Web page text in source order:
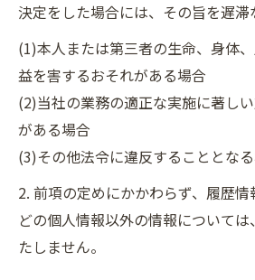
決定をした場合には、その旨を遅滞
(1)本人または第三者の生命、身体
益を害するおそれがある場合
(2)当社の業務の適正な実施に著し
がある場合
(3)その他法令に違反することとな
2. 前項の定めにかかわらず、履歴
どの個人情報以外の情報について
たしません。